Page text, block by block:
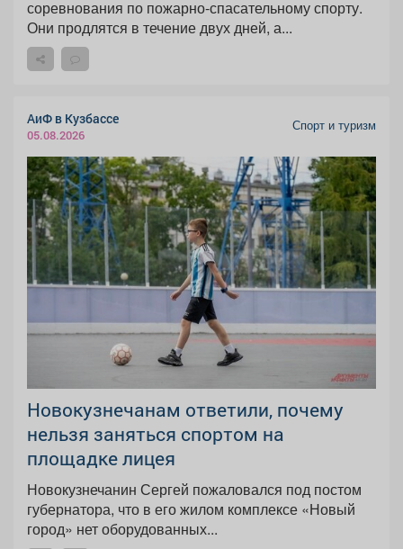
соревнования по пожарно-спасательному спорту.
Они продлятся в течение двух дней, а...
АиФ в Кузбассе
05.08.2026
Спорт и туризм
Новокузнечанам ответили, почему
нельзя заняться спортом на
площадке лицея
Новокузнечанин Сергей пожаловался под постом
губернатора, что в его жилом комплексе «Новый
город» нет оборудованных...